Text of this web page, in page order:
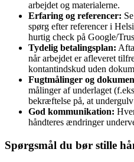
arbejdet og materialerne.
Erfaring og referencer:
spørg efter referencer i
hurtig check på Google/
Tydelig betalingsplan:
når arbejdet er afleveret
kontantindskud uden
Fugtmålinger og
målinger af underlaget
bekræftelse på, at
God kommunikation:
håndteres ændringer
Spørgsmål du bør stille